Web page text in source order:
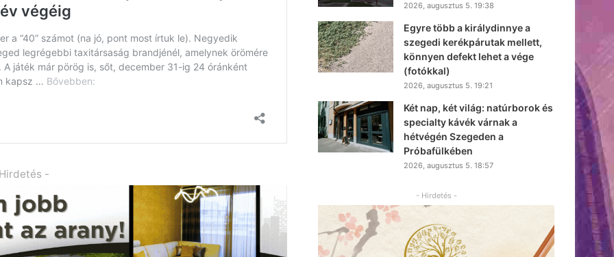
-
2026, augusztus 5. 19:38
Egyre több a királydinnye a
szegedi kerékpárutak mellett,
könnyen defekt lehet a vége
(fotókkal)
2026, augusztus 5. 19:21
Két nap, két világ: natúrborok és
specialty kávék várnak a
hétvégén Szegeden a
Próbafülkében
2026, augusztus 5. 18:57
- Hirdetés -